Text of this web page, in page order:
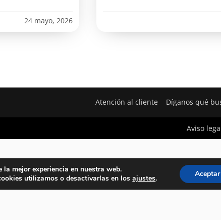
24 mayo, 2026
Atención al cliente Díganos qué
Aviso
mejor experiencia en nuestra web.
utilizamos o desactivarlas en losajustes. Aceptar